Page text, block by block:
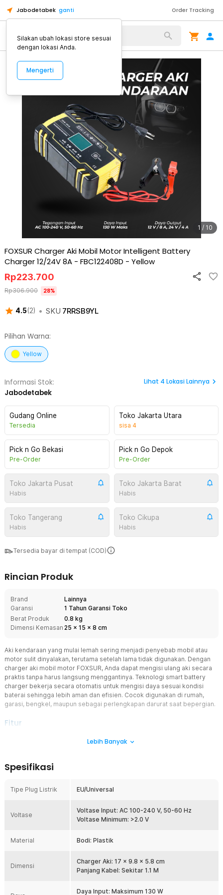
Jabodetabek ganti Order Tracking
Alat Kopi
1 / 10
FOXSUR Charger Aki Mobil Motor Intelligent Battery
Charger 12/24V 8A - FBC122408D - Yellow
4.5(2) • SKU 7RRSB9YL
Rp223.700
Rp306.900 28%
Pilihan Warna:
Yellow
Informasi Stok:
Jabodetabek
Lihat 4 Lokasi Lainnya
Gudang Online
Tersedia
Toko Jakarta Utara
sisa 4
Pick n Go Bekasi
Pre-Order
Pick n Go Depok
Pre-Order
Toko Jakarta Pusat
Habis
Toko Jakarta Barat
Habis
Toko Tangerang
Habis
Toko Cikupa
Habis
Tersedia bayar di tempat (COD)
Rincian Produk
Brand
Lainnya
Garansi
1 Tahun Garansi Toko
Berat Produk
0.8 kg
Dimensi Kemasan 25 x 15 x 8 cm
Aki kendaraan yang mulai lemah sering menjadi penyebab mobil atau
motor sulit dinyalakan, terutama setelah lama tidak digunakan. Dengan
charger aki mobil motor FOXSUR, Anda dapat mengisi ulang aki secara
praktis tanpa harus langsung menggantinya. Teknologi smart battery
charger bekerja secara otomatis untuk mengisi daya sesuai kondisi
baterai sehingga lebih aman dan efisien. Cocok digunakan di rumah,
garasi, bengkel, maupun sebagai perlengkapan darurat saat bepergian.
Fitur
Smart Charger Otomatis
pengisian dimulai. Sistem ini membantu memberikan arus pengisian
Setelah baterai penuh, charger akan menghentikan pengisian
secara otomatis untuk membantu mengurangi risiko overcharge.
bahkan oleh pengguna awam.
Charger aki mobil motor dapat digunakan pada aki 12 V maupun 24
sehingga cocok untuk sebagian besar aki motor maupun mobil.
Anda tidak perlu membeli dua charger berbeda untuk kendaraan
Lebih Banyak
Spesifikasi
Tipe Plug Listrik EU/Universal
Voltase
Voltase Input: AC 100-240 V, 50-60 Hz
Voltase Minimum: >2.0 V
Material Bodi: Plastik
Dimensi
Charger Aki: 17 x 9.8 x 5.8 cm
Panjang Kabel: Sekitar 1.1 M
Daya Input: Maksimum 130 W
Silakan ubah lokasi store sesuai
dengan lokasi Anda.
Mengerti